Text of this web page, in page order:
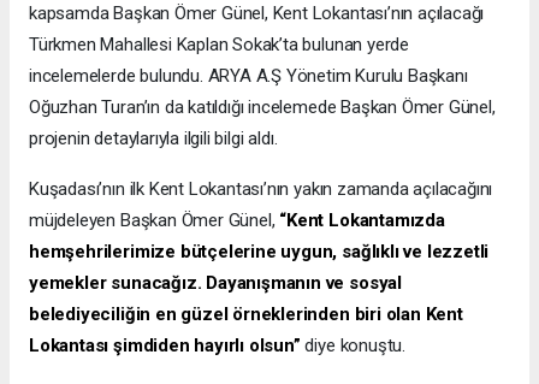
kapsamda Başkan Ömer Günel, Kent Lokantası’nın açılacağı
Türkmen Mahallesi Kaplan Sokak’ta bulunan yerde
incelemelerde bulundu. ARYA A.Ş Yönetim Kurulu Başkanı
Oğuzhan Turan’ın da katıldığı incelemede Başkan Ömer Günel,
projenin detaylarıyla ilgili bilgi aldı.
Kuşadası’nın ilk Kent Lokantası’nın yakın zamanda açılacağını
müjdeleyen Başkan Ömer Günel, “Kent Lokantamızda
hemşehrilerimize bütçelerine uygun, sağlıklı ve lezzetli
yemekler sunacağız. Dayanışmanın ve sosyal
belediyeciliğin en güzel örneklerinden biri olan Kent
Lokantası şimdiden hayırlı olsun” diye konuştu.